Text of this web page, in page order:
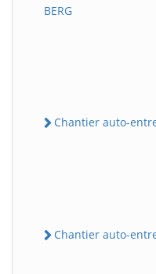
BERG
Chantier auto-
Chantier auto-